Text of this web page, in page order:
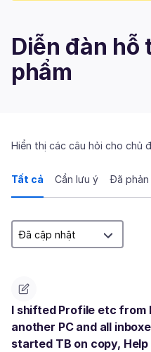
Diễn đàn hỗ
phẩm
Hiển thị các câu hỏi cho chủ
Tất cả Cần lưu ý Đã phản
I shifted Profile etc from
another PC and all
started TB on copy, Help